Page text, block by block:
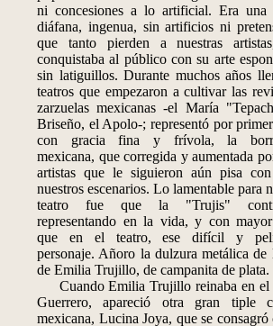
ni concesiones a lo artificial. Era una
diáfana, ingenua, sin artificios ni
que tanto pierden a nuestras
conquistaba al público con su arte
sin latiguillos. Durante muchos años
teatros que empezaron a cultivar las
zarzuelas mexicanas -el María
Briseño, el Apolo-; representó por
con gracia fina y frívola, la
mexicana, que corregida y aumentada
artistas que le siguieron aún pisa
nuestros escenarios. Lo lamentable para
teatro fue que la "Trujis"
representando en la vida, y con
que en el teatro, ese difícil y
personaje. Añoro la dulzura metálica de
de Emilia Trujillo, de campanita de plata.
Cuando Emilia Trujillo reinaba en el
Guerrero, apareció otra gran tiple
mexicana, Lucina Joya, que se consagró